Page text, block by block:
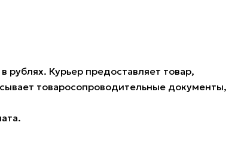
Курьер предоставляет товар,
товаросопроводительные документы,